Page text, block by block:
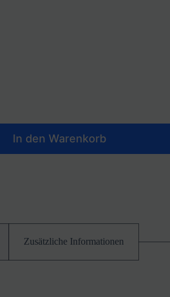
In den Warenkorb
Zusätzliche Informationen